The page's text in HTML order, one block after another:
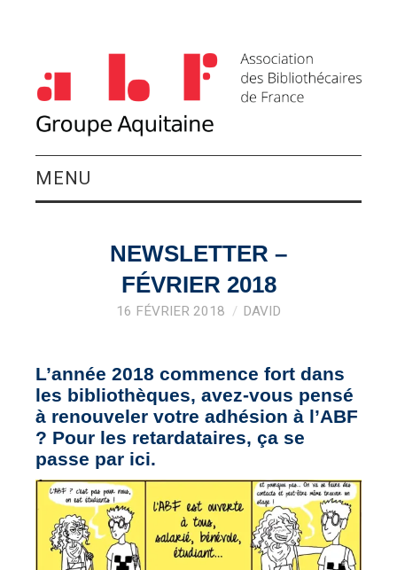
MENU
ACTIVITÉS DU
GROUPE
VEILLE PRO
RESSOURCES
OFFRES D’EMPLOIS
NEWSLETTER –
FÉVRIER 2018
16 FÉVRIER 2018 DAVID
L’année 2018 commence fort dans
les bibliothèques, avez-vous pensé
à renouveler votre adhésion à l’ABF
? Pour les retardataires,ça se
passe par ici.